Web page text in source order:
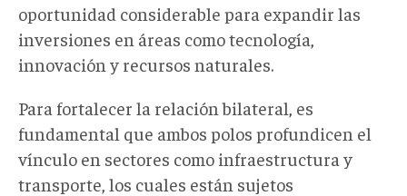
oportunidad considerable para expandir las
inversiones en áreas como tecnología,
innovación y recursos naturales.
Para fortalecer la relación bilateral, es
fundamental que ambos polos profundicen el
vínculo en sectores como infraestructura y
transporte, los cuales están sujetos